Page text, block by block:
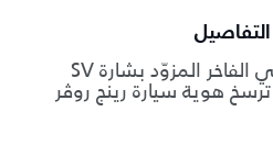
تميز مع التصميم الخارجي الفاخر المزوّد بشارة SV
هوية سيارة رينج روڤر